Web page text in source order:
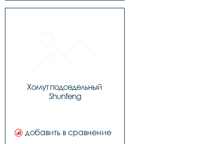
Хомут подседельный
Shunfeng
добавить в сравнение